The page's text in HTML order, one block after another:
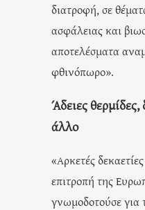
διατροφή, σε
ασφάλειας και
αποτελέσματα
φθινόπωρο».
Άδειες θερμίδες,
άλλο
«Αρκετές
επιτροπή της
γνωμοδοτούσε για